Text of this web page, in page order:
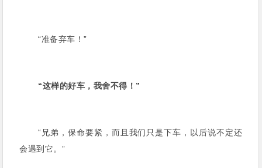
“准备弃车！”
“这样的好车，我舍不得！”
“兄弟，保命要紧，而且我们只是下车，以后说不定还
会遇到它。”